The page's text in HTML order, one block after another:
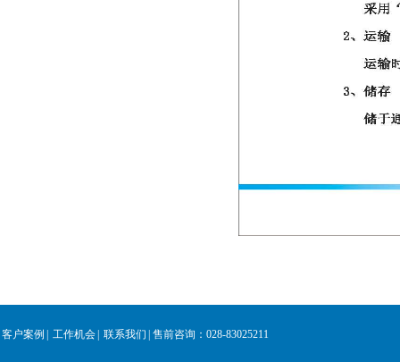
客户案例 工作机会 联系我们 售前咨询：028-83025211